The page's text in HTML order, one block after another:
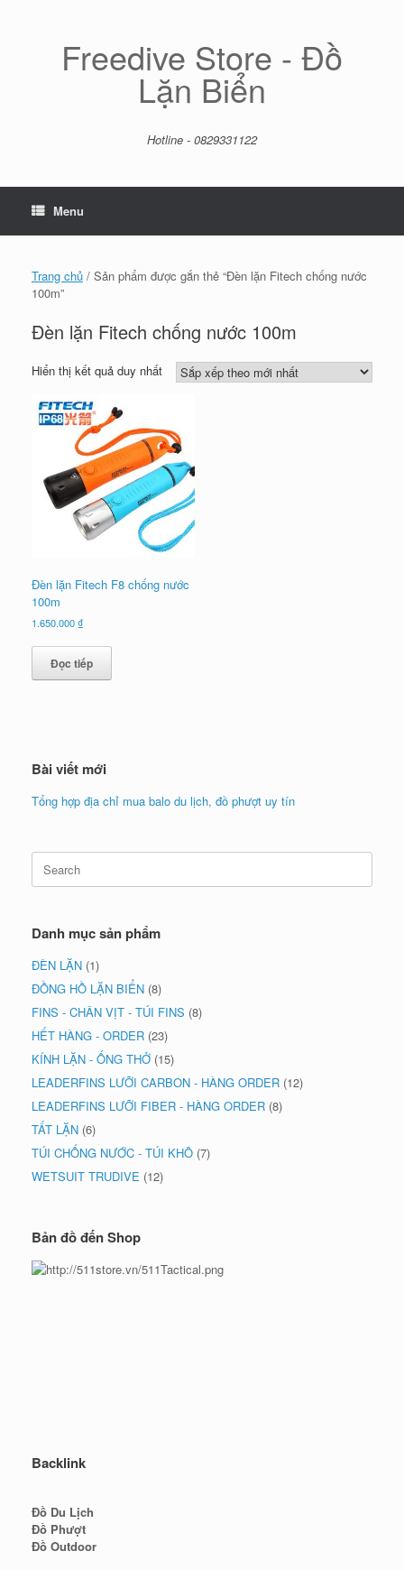
Freedive Store - Đồ
Lặn Biển
Hotline - 0829331122
Menu
Trang chủ / Sản phẩm được gắn thẻ “Đèn lặn Fitech chống nước
100m”
Đèn lặn Fitech chống nước 100m
Hiển thị kết quả duy nhất
Đèn lặn Fitech F8 chống nước
100m
1.650.000₫
Đọc tiếp
Bài viết mới
Tổng hợp địa chỉ mua balo du lịch, đồ phượt uy tín
Search
for:
Danh mục sản phẩm
ĐÈN LẶN (1)
ĐỒNG HỒ LẶN BIỂN (8)
FINS - CHÂN VỊT - TÚI FINS (8)
HẾT HÀNG - ORDER (23)
KÍNH LẶN - ỐNG THỞ (15)
LEADERFINS LƯỠI CARBON - HÀNG ORDER (12)
LEADERFINS LƯỠI FIBER - HÀNG ORDER (8)
TẤT LẶN (6)
TÚI CHỐNG NƯỚC - TÚI KHÔ (7)
WETSUIT TRUDIVE (12)
Bản đồ đến Shop
Backlink
Đồ Du Lịch
Đồ Phượt
Đồ Outdoor